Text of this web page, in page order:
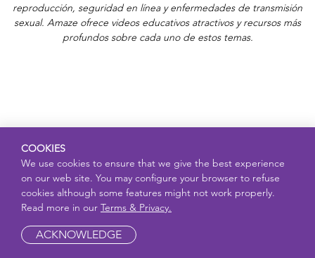
reproducción, seguridad en línea y enfermedades de transmisión
sexual. Amaze ofrece videos educativos atractivos y recursos más
profundos sobre cada uno de estos temas.
COOKIES
We use cookies to ensure that we give the best experience
on our web site. You may configure your browser to refuse
cookies although some features might not work properly.
Read more in our Terms & Privacy.
ACKNOWLEDGE